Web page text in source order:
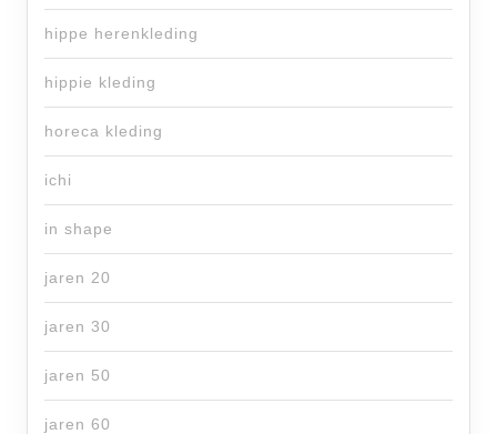
hippe herenkleding
hippie kleding
horeca kleding
ichi
in shape
jaren 20
jaren 30
jaren 50
jaren 60